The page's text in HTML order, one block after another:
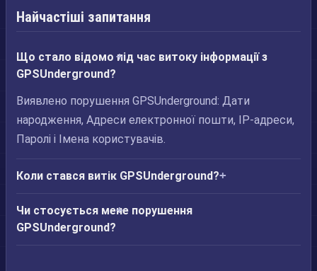
Найчастіші запитання
Що стало відомо під час витоку інформації з
GPSUnderground?
Виявлено порушення GPSUnderground: Дати
народження, Адреси електронної пошти, IP-адреси,
Паролі і Імена користувачів.
Коли стався витік GPSUnderground?
Чи стосується мене порушення
GPSUnderground?